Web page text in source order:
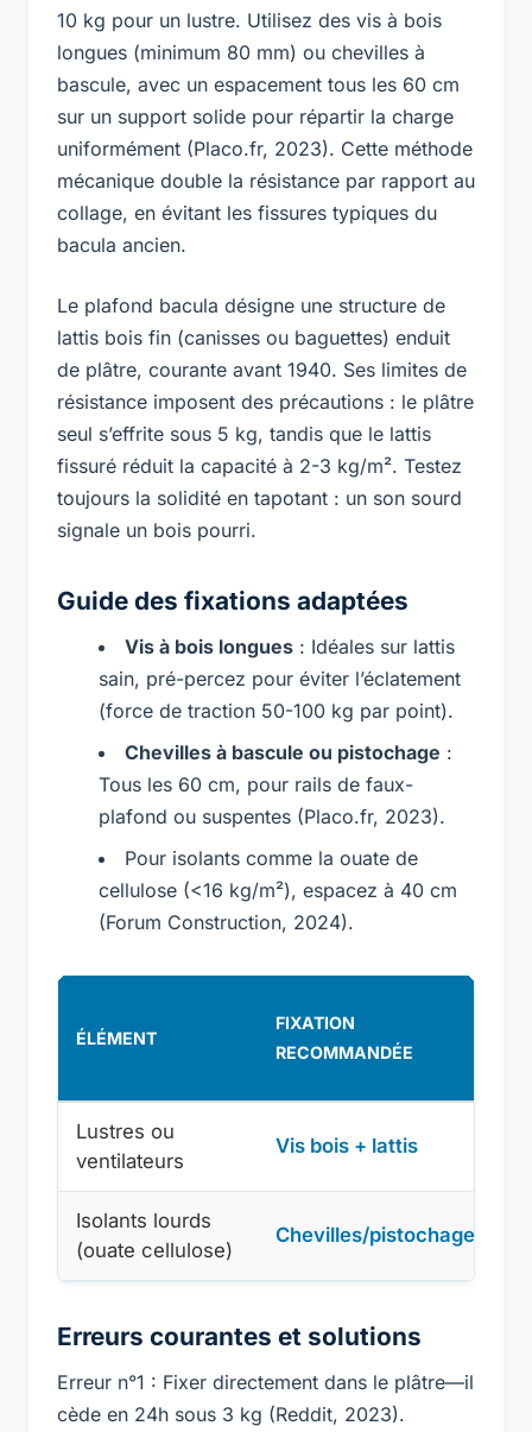
10 kg pour un lustre. Utilisez des vis à bois
longues (minimum 80 mm) ou chevilles à
bascule, avec un espacement tous les 60 cm
sur un support solide pour répartir la charge
uniformément (Placo.fr, 2023). Cette méthode
mécanique double la résistance par rapport au
collage, en évitant les fissures typiques du
bacula ancien.
Le plafond bacula désigne une structure de
lattis bois fin (canisses ou baguettes) enduit
de plâtre, courante avant 1940. Ses limites de
résistance imposent des précautions : le plâtre
seul s’effrite sous 5 kg, tandis que le lattis
fissuré réduit la capacité à 2-3 kg/m². Testez
toujours la solidité en tapotant : un son sourd
signale un bois pourri.
Guide des fixations adaptées
Vis à bois longues : Idéales sur lattis
sain, pré-percez pour éviter l’éclatement
(force de traction 50-100 kg par point).
Chevilles à bascule ou pistochage :
Tous les 60 cm, pour rails de faux-
plafond ou suspentes (Placo.fr, 2023).
Pour isolants comme la ouate de
cellulose (<16 kg/m²), espacez à 40 cm
(Forum Construction, 2024).
ÉLÉMENT
FIXATION
RECOMMANDÉE
Lustres ou
ventilateurs
Vis bois + lattis
Isolants lourds
(ouate cellulose)
Chevilles/pistochage
Erreurs courantes et solutions
Erreur n°1 : Fixer directement dans le plâtre—il
cède en 24h sous 3 kg (Reddit, 2023).